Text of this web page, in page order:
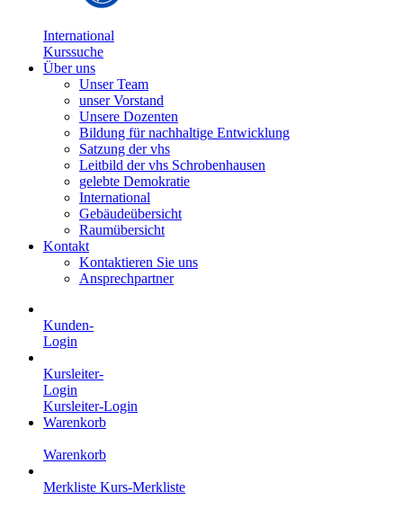
International
Kurssuche
Über uns
Unser Team
unser Vorstand
Unsere Dozenten
Bildung für nachhaltige Entwicklung
Satzung der vhs
Leitbild der vhs Schrobenhausen
gelebte Demokratie
International
Gebäudeübersicht
Raumübersicht
Kontakt
Kontaktieren Sie uns
Ansprechpartner
Kunden-
Login
Kursleiter-
Login
Kursleiter-Login
Warenkorb
Warenkorb
Merkliste Kurs-Merkliste